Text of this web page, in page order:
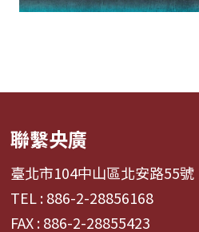
聯繫央廣
臺北市104中山區北安路55號
TEL : 886-2-28856168
FAX : 886-2-28855423